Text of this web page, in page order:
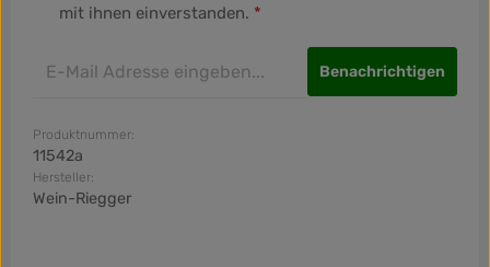
mit ihnen einverstanden. *
Benachrichtigen
Produktnummer:
11542a
Hersteller:
Wein-Riegger